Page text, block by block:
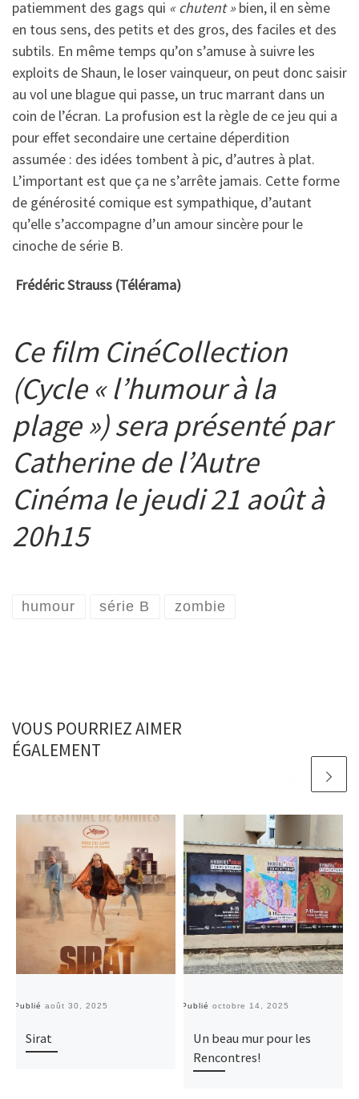
patiemment des gags qui « chutent » bien, il en sème
en tous sens, des petits et des gros, des faciles et des
subtils. En même temps qu’on s’amuse à suivre les
exploits de Shaun, le loser vainqueur, on peut donc saisir
au vol une blague qui passe, un truc marrant dans un
coin de l’écran. La profusion est la règle de ce jeu qui a
pour effet secondaire une certaine déperdition
assumée : des idées tombent à pic, d’autres à plat.
L’important est que ça ne s’arrête jamais. Cette forme
de générosité comique est sympathique, d’autant
qu’elle s’accompagne d’un amour sincère pour le
cinoche de série B.
Frédéric Strauss (Télérama)
Ce film CinéCollection
(Cycle « l’humour à la
plage ») sera présenté par
Catherine de l’Autre
Cinéma le jeudi 21 août à
20h15
humour série B zombie
VOUS POURRIEZ AIMER
ÉGALEMENT
Publié août 30, 2025
Sirat
Publié octobre 14, 2025
Un beau mur pour les
Rencontres!